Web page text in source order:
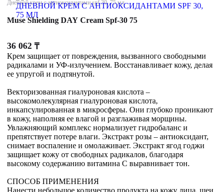
Дневной крем с антиоксидантами spf 30, 75 мл
Muse Shielding DAY Cream Spf-30 75
36 062 ₸
Крем защищает от повреждения, вызванного свободными
радикалами и УФ-излучением. Восстанавливает кожу, делая
ее упругой и подтянутой.
Векторизованная гиалуроновая кислота –
высокомолекулярная гиалуроновая кислота,
инкапсулированная в микросферы. Они глубоко проникают
в кожу, наполняя ее влагой и разглаживая морщины.
Увлажняющий комплекс нормализует гидробаланс и
препятствует потере влаги. Экстракт розы – антиоксидант,
снимает воспаление и омолаживает. Экстракт ягод годжи
защищает кожу от свободных радикалов, благодаря
высокому содержанию витамина С выравнивает тон.
СПОСОБ ПРИМЕНЕНИЯ